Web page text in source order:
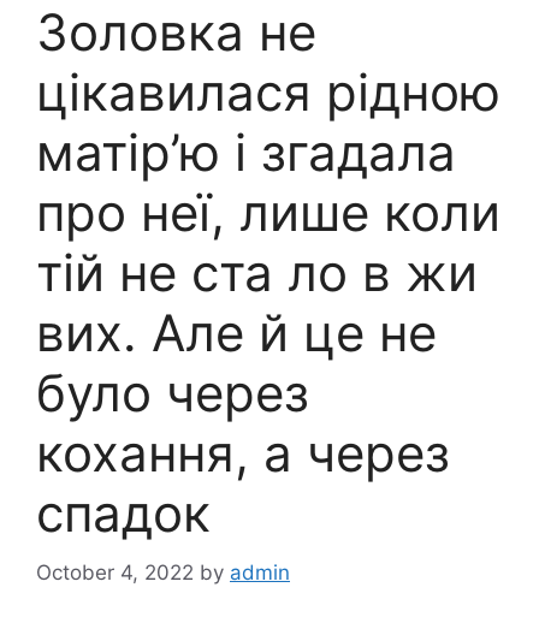
Золовка не
цікавилася рідною
матір’ю і згадала
про неї, лише коли
тій не ста ло в жи
вих. Але й це не
було через
кохання, а через
спадок
October 4, 2022 by admin